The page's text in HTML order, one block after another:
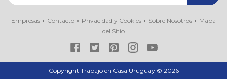
Empresas Contacto Privacidad y Cookies Sobre Nosotros
Mapa
del Sitio
Copyright Trabajo en Casa Uruguay © 2026